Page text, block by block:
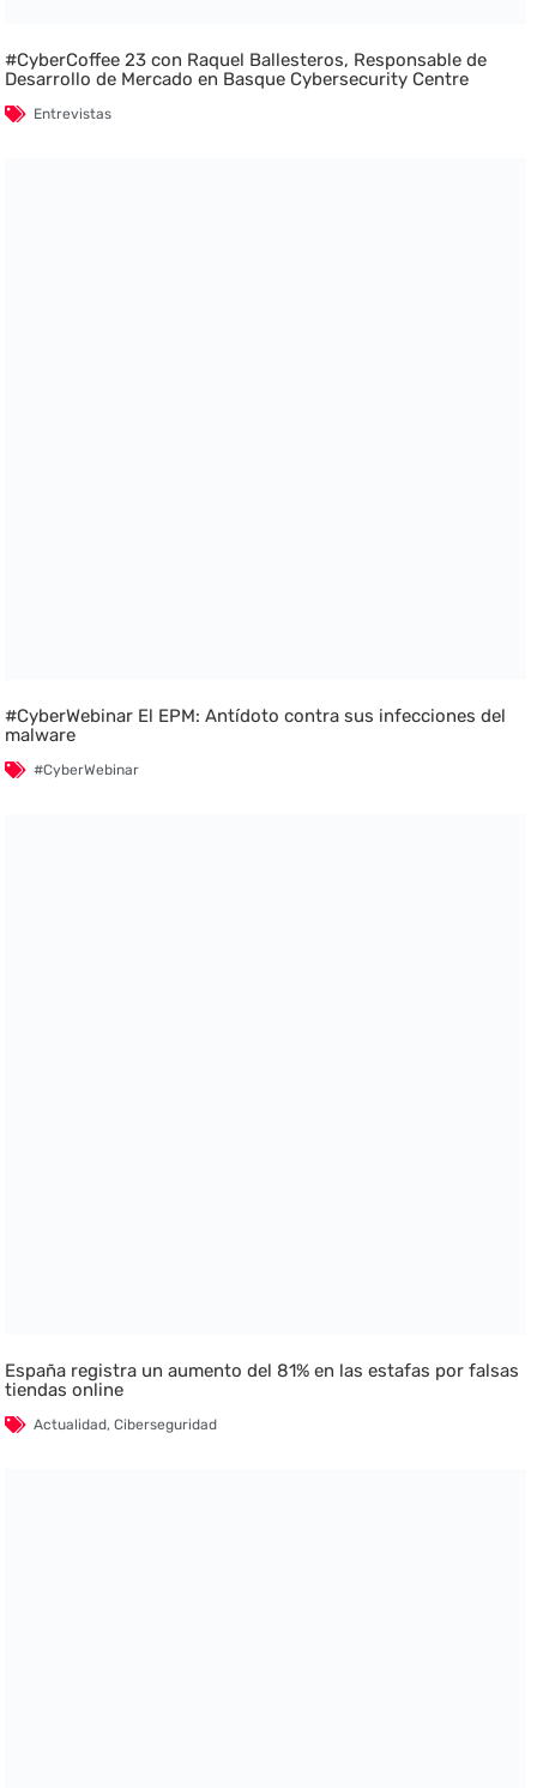
#CyberCoffee 23 con Raquel Ballesteros, Responsable de
Desarrollo de Mercado en Basque Cybersecurity Centre
Entrevistas
#CyberWebinar El EPM: Antídoto contra sus infecciones del
malware
#CyberWebinar
España registra un aumento del 81% en las estafas por falsas
tiendas online
Actualidad,Ciberseguridad